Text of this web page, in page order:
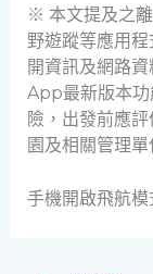
※ 本文提及之
野遊蹤等應用
開資訊及網路
App最新版本功
險，出發前應
園及相關管理單
手機開啟飛航